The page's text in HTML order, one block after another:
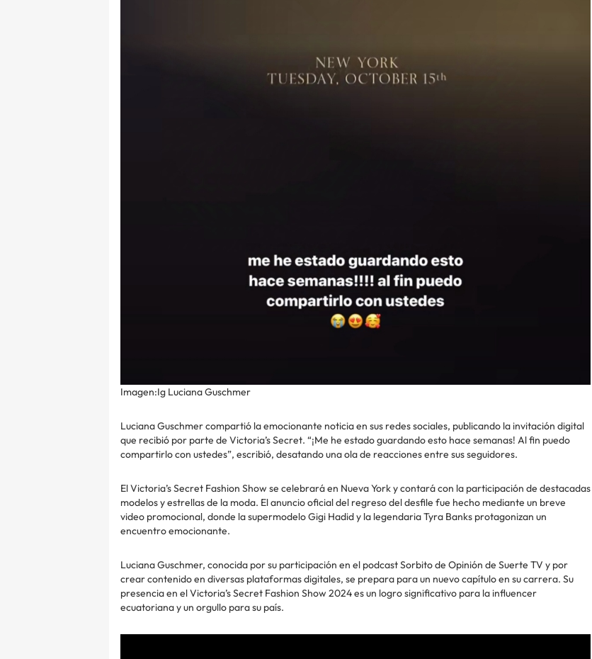
Imagen:Ig Luciana Guschmer
Luciana Guschmer compartió la emocionante noticia en sus redes sociales, publicando la invitación digital
que recibió por parte de Victoria’s Secret. “¡Me he estado guardando esto hace semanas! Al fin puedo
compartirlo con ustedes”, escribió, desatando una ola de reacciones entre sus seguidores.
El Victoria’s Secret Fashion Show se celebrará en Nueva York y contará con la participación de destacadas
modelos y estrellas de la moda. El anuncio oficial del regreso del desfile fue hecho mediante un breve
video promocional, donde la supermodelo Gigi Hadid y la legendaria Tyra Banks protagonizan un
encuentro emocionante.
Luciana Guschmer, conocida por su participación en el podcast Sorbito de Opinión de Suerte TV y por
crear contenido en diversas plataformas digitales, se prepara para un nuevo capítulo en su carrera. Su
presencia en el Victoria’s Secret Fashion Show 2024 es un logro significativo para la influencer
ecuatoriana y un orgullo para su país.